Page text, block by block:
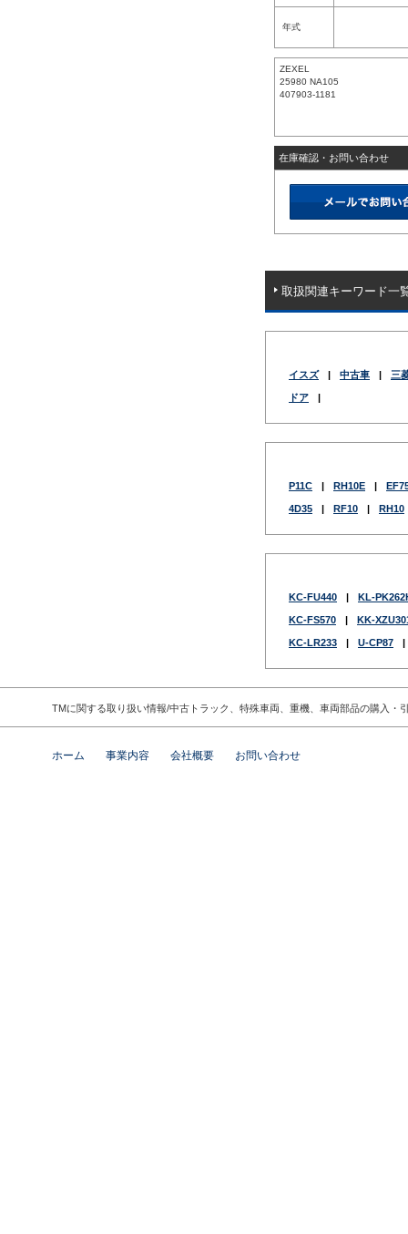
年式
ZEXEL
25980 NA105
407903-1181
在庫確認・お問い合わせ
取扱関連キーワード一
イスズ | 中古車 | 三
ドア |
P11C | RH10E |
4D35 | RF10 | RH10
KC-FU440 | KL-
KC-FS570 | KK-
KC-LR233 | U-CP87 |
TMに関する取り扱い情報/中古トラック、特殊車両、重機、車両部品の購入・
ホーム 事業内容 会社概要 お問い合わせ